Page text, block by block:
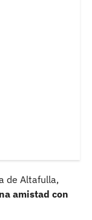
de Altafulla,
amistad con